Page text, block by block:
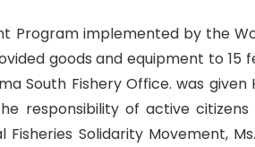
Program implemented by the
goods and equipment to 15
South Fishery Office. was given
responsibility of active
Solidarity Movement,